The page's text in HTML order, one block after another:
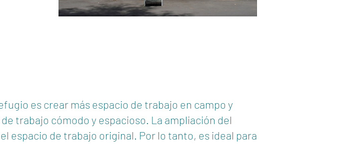
es crear más espacio de trabajo en campo y
trabajo cómodo y espacioso. La ampliación del
espacio de trabajo original. Por lo tanto, es ideal para